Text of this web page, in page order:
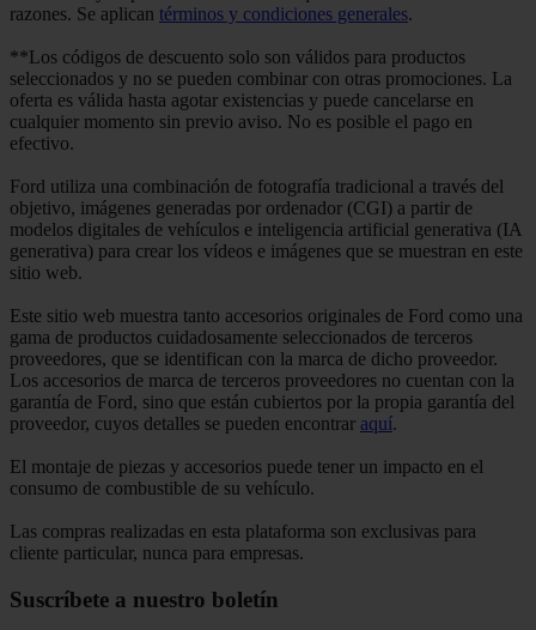
razones. Se aplican términos y condiciones generales.
**Los códigos de descuento solo son válidos para productos
seleccionados y no se pueden combinar con otras promociones. La
oferta es válida hasta agotar existencias y puede cancelarse en
cualquier momento sin previo aviso. No es posible el pago en
efectivo.
Ford utiliza una combinación de fotografía tradicional a través del
objetivo, imágenes generadas por ordenador (CGI) a partir de
modelos digitales de vehículos e inteligencia artificial generativa (IA
generativa) para crear los vídeos e imágenes que se muestran en este
sitio web.
Este sitio web muestra tanto accesorios originales de Ford como una
gama de productos cuidadosamente seleccionados de terceros
proveedores, que se identifican con la marca de dicho proveedor.
Los accesorios de marca de terceros proveedores no cuentan con la
garantía de Ford, sino que están cubiertos por la propia garantía del
proveedor, cuyos detalles se pueden encontrar aquí.
El montaje de piezas y accesorios puede tener un impacto en el
consumo de combustible de su vehículo.
Las compras realizadas en esta plataforma son exclusivas para
cliente particular, nunca para empresas.
Suscríbete a nuestro boletín